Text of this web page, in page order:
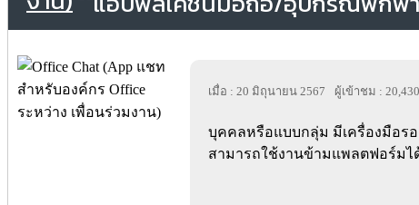
เมื่อ : 20 มิถุนายน 2567 ผู้เข้าชม : 20,430
บุคคลหรือแบบกลุ่ม มีเครื่องมือร
สามารถใช้งานข้ามแพลตฟอร์ม